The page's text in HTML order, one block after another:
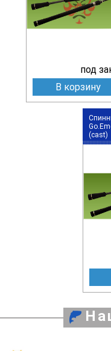
под
В корзину
(cast)